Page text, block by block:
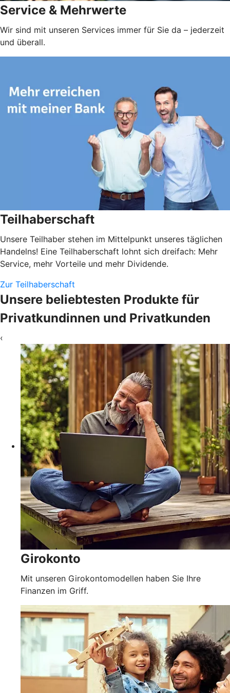
Service & Mehrwerte
Wir sind mit unseren Services immer für Sie da – jederzeit
und überall.
Teilhaberschaft
Unsere Teilhaber stehen im Mittelpunkt unseres täglichen
Handelns! Eine Teilhaberschaft lohnt sich dreifach: Mehr
Service, mehr Vorteile und mehr Dividende.
Zur Teilhaberschaft
Unsere beliebtesten Produkte für
Privatkundinnen und Privatkunden
‹
Girokonto
Mit unseren Girokontomodellen haben Sie Ihre
Finanzen im Griff.